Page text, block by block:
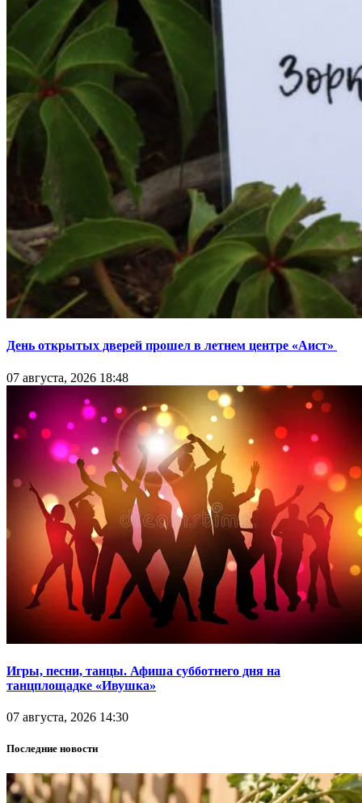
День открытых дверей прошел в летнем центре «Аист»
07 августа, 2026 18:48
Игры, песни, танцы. Афиша субботнего дня на
танцплощадке «Ивушка»
07 августа, 2026 14:30
Последние новости